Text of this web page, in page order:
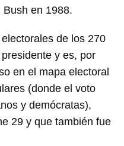
en 1988.
de los 270
y es, por
en el mapa electoral
(donde el voto
y demócratas),
29 y que también fue